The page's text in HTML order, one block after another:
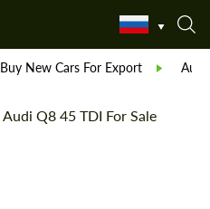
Buy New Cars For Export Audi